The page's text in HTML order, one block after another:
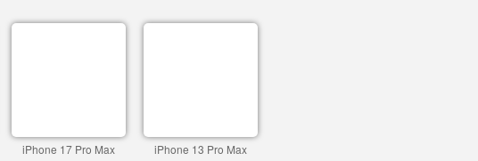
iPhone 17 Pro Max iPhone 13 Pro Max